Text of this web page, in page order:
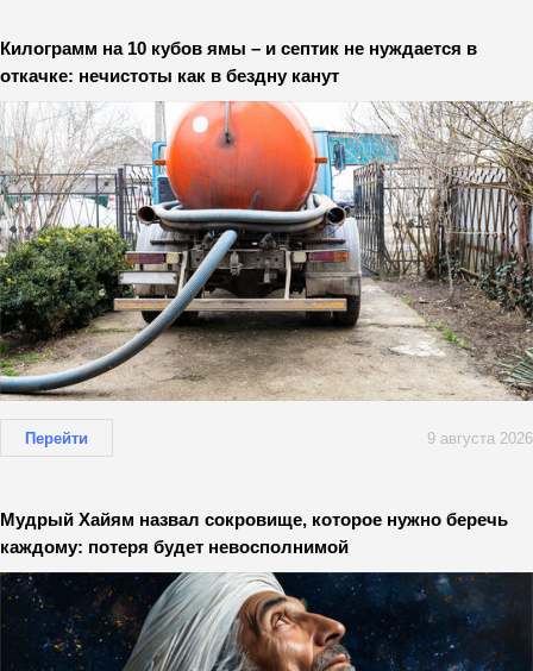
Килограмм на 10 кубов ямы – и септик не нуждается в
откачке: нечистоты как в бездну канут
Перейти 9 августа 2026
Мудрый Хайям назвал сокровище, которое нужно беречь
каждому: потеря будет невосполнимой